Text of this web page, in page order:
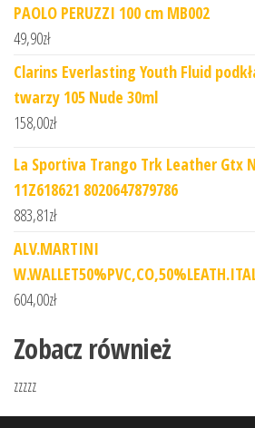
PAOLO PERUZZI 100 cm MB002
49,90zł
Clarins Everlasting Youth Fluid
twarzy 105 Nude 30ml
158,00zł
La Sportiva Trango Trk Leather Gtx
11Z618621 8020647879786
883,81zł
ALV.MARTINI
604,00zł
Zobacz również
zzzzz